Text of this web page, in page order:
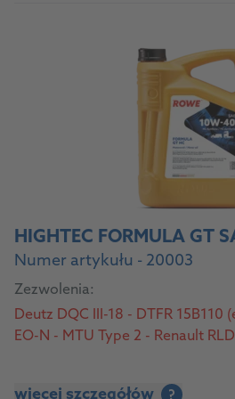
HIGHTEC FORMULA GT
Numer artykułu - 20003
Zezwolenia:
Deutz DQC III-18 - DTFR 15B110
EO-N - MTU Type 2 - Renault
więcej szczegółów ?